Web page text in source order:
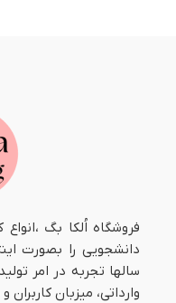
فروشگاه اُلکا بگ
دانشجویی را بصورت
سالها تجربه در امر
وارداتی، میزبان